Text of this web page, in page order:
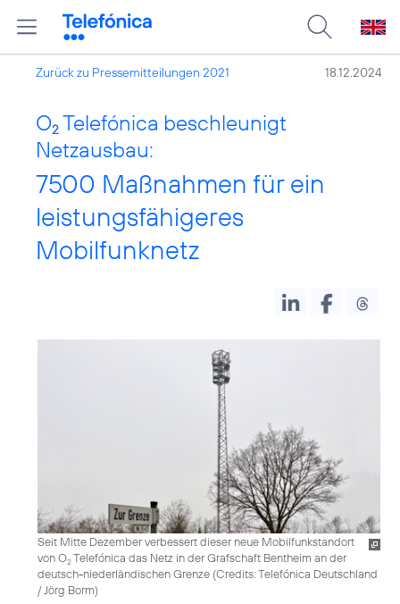
Zurück zu Pressemitteilungen 2021 18.12.2024
O2 Telefónica beschleunigt
Netzausbau:
7500 Maßnahmen für ein
leistungsfähigeres
Mobilfunknetz
Seit Mitte Dezember verbessert dieser neue Mobilfunkstandort
von O2Telefónica das Netz in der Grafschaft Bentheim an der
deutsch-niederländischen Grenze (Credits: Telefónica Deutschland
/ Jörg Borm)